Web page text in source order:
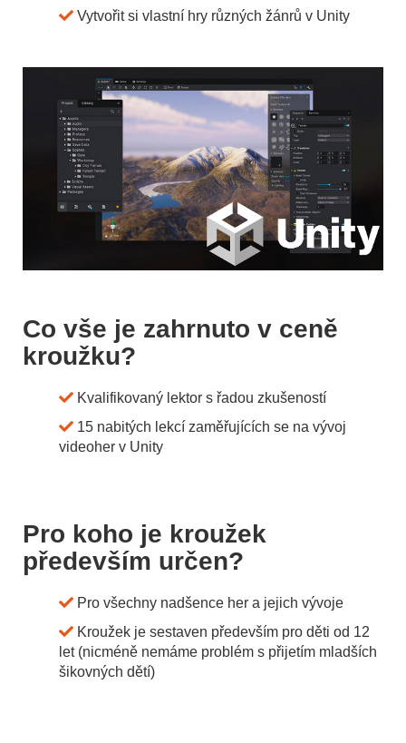
Vytvořit si vlastní hry různých žánrů v Unity
Co vše je zahrnuto v ceně
kroužku?
Kvalifikovaný lektor s řadou zkušeností
15 nabitých lekcí zaměřujících se na vývoj
videoher v Unity
Pro koho je kroužek
především určen?
Pro všechny nadšence her a jejich vývoje
Kroužek je sestaven především pro děti od 12
let (nicméně nemáme problém s přijetím mladších
šikovných dětí)